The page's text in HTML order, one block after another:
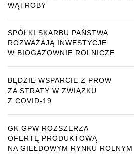
WĄTROBY
SPÓŁKI SKARBU PAŃSTWA
ROZWAŻAJĄ INWESTYCJE
W BIOGAZOWNIE ROLNICZE
BĘDZIE WSPARCIE Z PROW
ZA STRATY W ZWIĄZKU
Z COVID-19
GK GPW ROZSZERZA
OFERTĘ PRODUKTOWĄ
NA GIEŁDOWYM RYNKU ROLNYM